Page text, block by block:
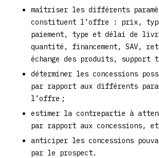
maîtriser les différents
constituent l’offre : prix,
paiement, type et délai de
quantité, financement, SAV,
échange des produits, support
déterminer les concessions
par rapport aux différents
l’offre ;
estimer la contrepartie à
par rapport aux concessions, et
anticiper les concessions
par le prospect.